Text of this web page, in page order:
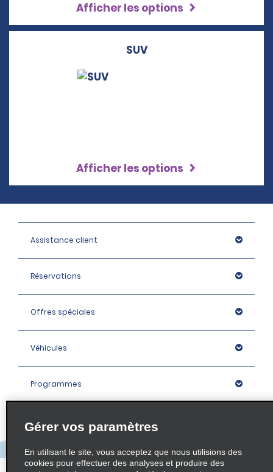
Afficher les options
SUV
Afficher les options
Assistance client
Réservations
Offres spéciales
Véhicules
Programmes
Entreprise
Agences
Gérer vos paramètres
En utilisant le site, vous acceptez que nous utilisions des
cookies pour effectuer des analyses et produire des